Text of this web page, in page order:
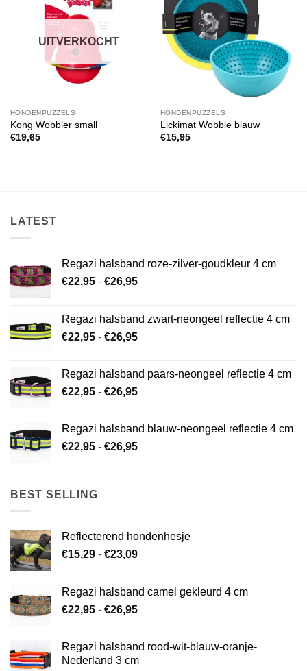
aan
UITVERKOCHT
HONDENPUZZELS
Kong Wobbler small
€19,65
verlanglijst
HONDENPUZZELS
Lickimat Wobble blauw
€15,95
LATEST
Regazi halsband roze-zilver-goudkleur 4 cm
€22,95 - €26,95Prijsklasse:
€26,95
Regazi halsband zwart-neongeel reflectie 4 cm
€22,95 - €26,95Prijsklasse:
€26,95
Regazi halsband paars-neongeel reflectie 4 cm
€22,95 - €26,95Prijsklasse:
€26,95
Regazi halsband blauw-neongeel reflectie 4 cm
€22,95 - €26,95Prijsklasse:
BEST SELLING
Reflecterend hondenhesje
€15,29 - €23,09Prijsklasse:
€23,09
Regazi halsband camel gekleurd 4 cm
€22,95 - €26,95Prijsklasse:
€26,95
Regazi halsband rood-wit-blauw-oranje-
Nederland 3 cm